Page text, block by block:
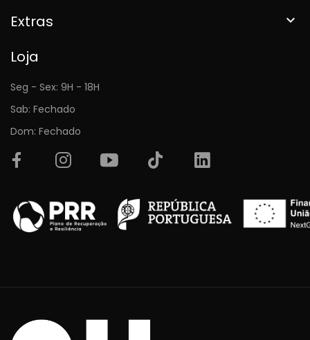
Extras 
Loja
Seg - Sex: 9H - 18H
Sab: Fechado
Dom: Fechado